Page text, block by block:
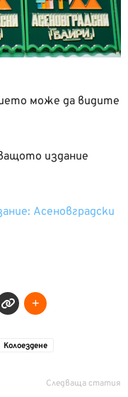
може да видите
издание
Асеновградски
Колоездене
Следваща статия